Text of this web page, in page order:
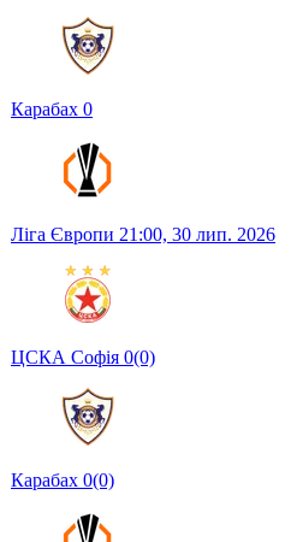
Карабах 0
Ліга Європи 21:00, 30 лип. 2026
ЦСКА Софія 0(0)
Карабах 0(0)